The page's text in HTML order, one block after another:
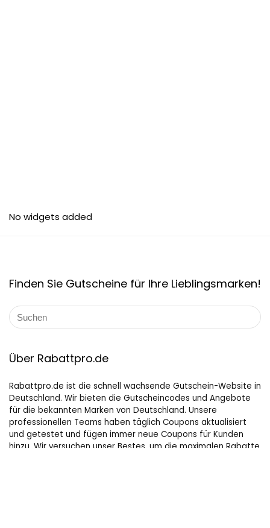
No widgets added
Finden Sie Gutscheine für Ihre Lieblingsmarken!
Über Rabattpro.de
Rabattpro.de ist die schnell wachsende Gutschein-Website in
Deutschland. Wir bieten die Gutscheincodes und Angebote
für die bekannten Marken von Deutschland. Unsere
professionellen Teams haben täglich Coupons aktualisiert
und getestet und fügen immer neue Coupons für Kunden
hinzu. Wir versuchen unser Bestes, um die maximalen Rabatte